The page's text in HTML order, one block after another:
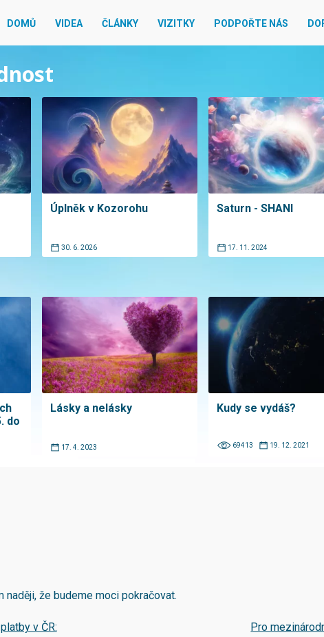
DOMŮ VIDEA ČLÁNKY VIZITKY PODPOŘTE NÁS
Úplněk v Kozorohu
30. 6. 2026
Saturn - SHANI
17. 11. 2024
do
Lásky a nelásky
17. 4. 2023
Kudy se vydáš?
69413 19. 12. 2021
že budeme moci pokračovat.
v ČR:
Pro